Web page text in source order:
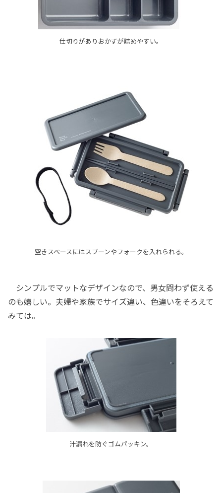
仕切りがありおかずが詰めやすい。
空きスペースにはスプーンやフォークを入れられる。
シンプルでマットなデザインなので、男女問わず使える
のも嬉しい。夫婦や家族でサイズ違い、色違いをそろえて
みては。
汁漏れを防ぐゴムパッキン。